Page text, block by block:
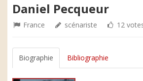
Daniel Pecqueur
France scénariste 12
Biographie Bibliographie